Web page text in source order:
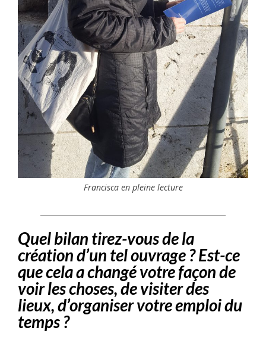
Francisca en pleine lecture
Quel bilan tirez-vous de la
création d’un tel ouvrage ? Est-ce
que cela a changé votre façon de
voir les choses, de visiter des
lieux, d’organiser votre emploi du
temps ?